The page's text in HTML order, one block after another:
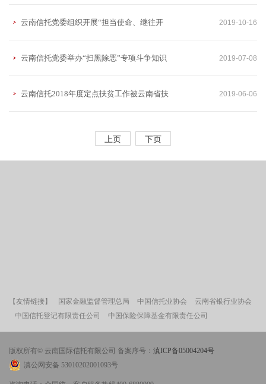
动” 植树造林公益活动
云南信托党委组织开展“担当使命、继往开
来” “七一”党员主题日活动
2019-10-16
云南信托党委举办“扫黑除恶”专项斗争知识
讲座
2019-07-08
云南信托2018年度定点扶贫工作被云南省扶
贫开发领导小组考核评定为“好”
2019-06-06
上页 下页
【友情链接】 国家金融监督管理总局 中国信托业协会
云南省银行业协会
中国信托登记有限责任公司
中国保险保障基金有限责任公司
版权所有© 云南国际信托有限公司 备案序号： 滇ICP备05004204号
滇公网安备 53010202001093号